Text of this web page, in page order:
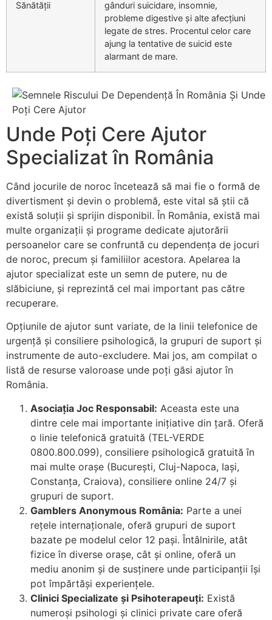
Sănătății
gânduri suicidare, insomnie,
probleme digestive și alte afecțiuni
legate de stres. Procentul celor care
ajung la tentative de suicid este
alarmant de mare.
Unde Poți Cere Ajutor
Specializat în România
Când jocurile de noroc încetează să mai fie o formă de
divertisment și devin o problemă, este vital să știi că
există soluții și sprijin disponibil. În România, există mai
multe organizații și programe dedicate ajutorării
persoanelor care se confruntă cu dependența de jocuri
de noroc, precum și familiilor acestora. Apelarea la
ajutor specializat este un semn de putere, nu de
slăbiciune, și reprezintă cel mai important pas către
recuperare.
Opțiunile de ajutor sunt variate, de la linii telefonice de
urgență și consiliere psihologică, la grupuri de suport și
instrumente de auto-excludere. Mai jos, am compilat o
listă de resurse valoroase unde poți găsi ajutor în
România.
Asociația Joc Responsabil: Aceasta este una
dintre cele mai importante inițiative din țară. Oferă
o linie telefonică gratuită (TEL-VERDE
0800.800.099), consiliere psihologică gratuită în
mai multe orașe (București, Cluj-Napoca, Iași,
Constanța, Craiova), consiliere online 24/7 și
grupuri de suport.
Gamblers Anonymous România: Parte a unei
rețele internaționale, oferă grupuri de suport
bazate pe modelul celor 12 pași. Întâlnirile, atât
fizice în diverse orașe, cât și online, oferă un
mediu anonim și de susținere unde participanții își
pot împărtăși experiențele.
Clinici Specializate și Psihoterapeuți: Există
numeroși psihologi și clinici private care oferă